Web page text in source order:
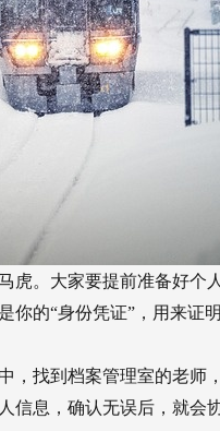
虎。大家要提前准备好个
你的“身份凭证”，用来证
，找到档案管理室的老师
信息，确认无误后，就会